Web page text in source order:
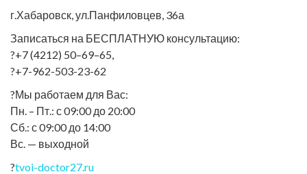
г.Хабаровск, ул.Панфиловцев, 36а
Записаться на БЕСПЛАТНУЮ консультацию:
?+7 (4212) 50–69–65,
?+7-962-503-23-62
?Мы работаем для Вас:
Пн. – Пт.: с 09:00 до 20:00
Сб.: с 09:00 до 14:00
Вс. — выходной
?tvoi-doctor27.ru